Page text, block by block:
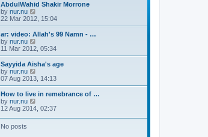
AbdulWahid Shakir Morrone
by nur.nu
i
e
w
h
e
l
a
t
e
t
o
s
22 Mar 2012, 15:04
ar: video: Allah's 99 Namn - …
by nur.nu
i
e
w
h
e
a
e
s
11 Mar 2012, 05:34
Sayyida Aisha's age
by nur.nu
i
e
w
e
l
07 Aug 2013, 14:13
How to live in remebrance of …
by nur.nu
i
12 Aug 2014, 02:37
No posts